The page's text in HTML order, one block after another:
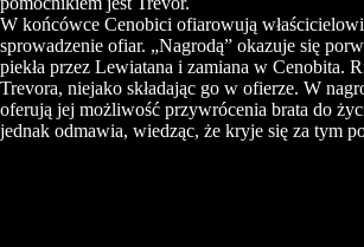
W końcówce Cenobici ofiarowują
sprowadzenie ofiar. „Nagrodą” okazuje się
piekła przez Lewiatana i zamiana w Cenobita.
Trevora, niejako składając go w ofierze. W
oferują jej możliwość przywrócenia brata do
jednak odmawia, wiedząc, że kryje się za tym